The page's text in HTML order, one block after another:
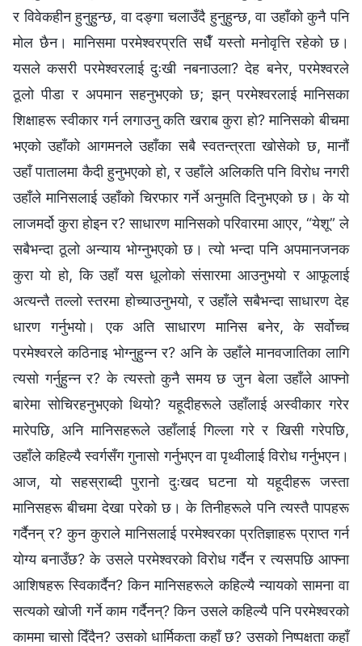
र विवेकहीन हुनुहुन्छ, वा दङ्गा चलाउँदै हुनुहुन्छ, वा उहाँको कुनै पनि
मोल छैन। मानिसमा परमेश्‍वरप्रति सधैँ यस्तो मनोवृत्ति रहेको छ।
यसले कसरी परमेश्‍वरलाई दुःखी नबनाउला? देह बनेर, परमेश्‍वरले
ठूलो पीडा र अपमान सहनुभएको छ; झन् परमेश्‍वरलाई मानिसका
शिक्षाहरू स्वीकार गर्न लगाउनु कति खराब कुरा हो? मानिसको बीचमा
भएको उहाँको आगमनले उहाँका सबै स्वतन्त्रता खोसेको छ, मानौं
उहाँ पातालमा कैदी हुनुभएको हो, र उहाँले अलिकति पनि विरोध नगरी
उहाँले मानिसलाई उहाँको चिरफार गर्ने अनुमति दिनुभएको छ। के यो
लाजमर्दो कुरा होइन र? साधारण मानिसको परिवारमा आएर, “येशू” ले
सबैभन्दा ठूलो अन्याय भोग्नुभएको छ। त्यो भन्दा पनि अपमानजनक
कुरा यो हो, कि उहाँ यस धूलोको संसारमा आउनुभयो र आफूलाई
अत्यन्तै तल्लो स्तरमा होच्याउनुभयो, र उहाँले सबैभन्दा साधारण देह
धारण गर्नुभयो। एक अति साधारण मानिस बनेर, के सर्वोच्च
परमेश्‍वरले कठिनाइ भोग्नुहुन्न र? अनि के उहाँले मानवजातिका लागि
त्यसो गर्नुहुन्न र? के त्यस्तो कुनै समय छ जुन बेला उहाँले आफ्नो
बारेमा सोचिरहनुभएको थियो? यहूदीहरूले उहाँलाई अस्वीकार गरेर
मारेपछि, अनि मानिसहरूले उहाँलाई गिल्ला गरे र खिसी गरेपछि,
उहाँले कहिल्यै स्वर्गसँग गुनासो गर्नुभएन वा पृथ्वीलाई विरोध गर्नुभएन।
आज, यो सहस्राब्दी पुरानो दुःखद घटना यो यहूदीहरू जस्ता
मानिसहरू बीचमा देखा परेको छ। के तिनीहरूले पनि त्यस्तै पापहरू
गर्दैनन् र? कुन कुराले मानिसलाई परमेश्‍वरका प्रतिज्ञाहरू प्राप्त गर्न
योग्य बनाउँछ? के उसले परमेश्‍वरको विरोध गर्दैन र त्यसपछि आफ्ना
आशिषहरू स्विकार्दैन? किन मानिसहरूले कहिल्यै न्यायको सामना वा
सत्यको खोजी गर्ने काम गर्दैनन्? किन उसले कहिल्यै पनि परमेश्‍वरको
काममा चासो दिँदैन? उसको धार्मिकता कहाँ छ? उसको निष्पक्षता कहाँ